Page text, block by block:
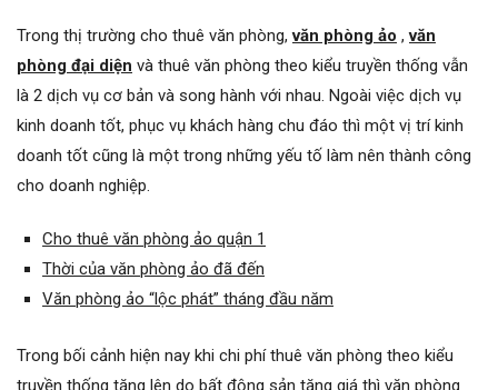
Trong thị trường cho thuê văn phòng,văn phòng ảo ,văn
phòng đại diện và thuê văn phòng theo kiểu truyền thống vẫn
là 2 dịch vụ cơ bản và song hành với nhau. Ngoài việc dịch vụ
kinh doanh tốt, phục vụ khách hàng chu đáo thì một vị trí kinh
doanh tốt cũng là một trong những yếu tố làm nên thành công
cho doanh nghiệp.
Cho thuê văn phòng ảo quận 1
Thời của văn phòng ảo đã đến
Văn phòng ảo “lộc phát” tháng đầu năm
Trong bối cảnh hiện nay khi chi phí thuê văn phòng theo kiểu
truyền thống tăng lên do bất động sản tăng giá thì văn phòng